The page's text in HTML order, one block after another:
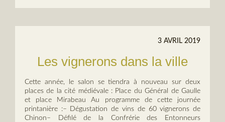
3 AVRIL 2019
Les vignerons dans la ville
Cette année, le salon se tiendra à nouveau sur deux
places de la cité médiévale : Place du Général de Gaulle
et place Mirabeau Au programme de cette journée
printanière :– Dégustation de vins de 60 vignerons de
Chinon– Défilé de la Confrérie des Entonneurs